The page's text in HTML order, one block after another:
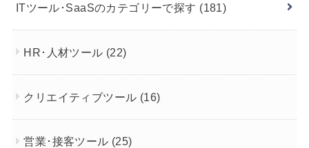
ITツール･SaaSのカテゴリーで探す (181)
HR･人材ツール (22)
クリエイティブツール (16)
営業･接客ツール (25)